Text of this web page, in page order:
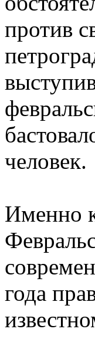
против
человек.
Именно
года